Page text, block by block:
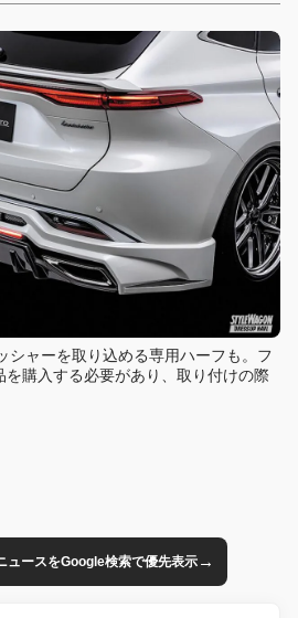
シャーを取り込める専用ハーフも。フ
を購入する必要があり、取り付けの際
ュースをGoogle検索で優先表示→